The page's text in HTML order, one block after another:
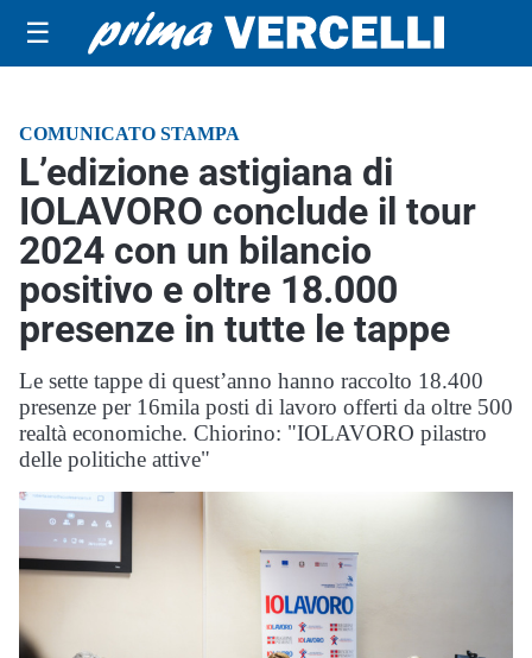
☰
COMUNICATO STAMPA
L’edizione astigiana di
IOLAVORO conclude il tour
2024 con un bilancio
positivo e oltre 18.000
presenze in tutte le tappe
Le sette tappe di quest’anno hanno raccolto 18.400
presenze per 16mila posti di lavoro offerti da oltre 500
realtà economiche. Chiorino: "IOLAVORO pilastro
delle politiche attive"